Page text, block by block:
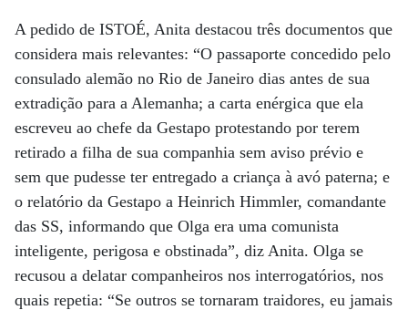
A pedido de ISTOÉ, Anita destacou três documentos que
considera mais relevantes: “O passaporte concedido pelo
consulado alemão no Rio de Janeiro dias antes de sua
extradição para a Alemanha; a carta enérgica que ela
escreveu ao chefe da Gestapo protestando por terem
retirado a filha de sua companhia sem aviso prévio e
sem que pudesse ter entregado a criança à avó paterna; e
o relatório da Gestapo a Heinrich Himmler, comandante
das SS, informando que Olga era uma comunista
inteligente, perigosa e obstinada”, diz Anita. Olga se
recusou a delatar companheiros nos interrogatórios, nos
quais repetia: “Se outros se tornaram traidores, eu jamais